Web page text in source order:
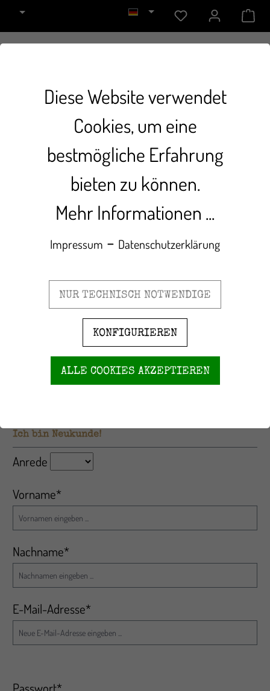
Anmelden oder Konto
erstellen
Einloggen mit E-Mail-Adresse und Passwort
Ihre E-Mail-Adresse
Ihr Passwort
Ich habe mein Passwort vergessen.
Ich bin Neukunde!
Persönliche Informationen
Anrede
Vorname*
Nachname*
E-Mail-Adresse*
Passwort*
Diese Website verwendet
Cookies, um eine
bestmögliche Erfahrung
bieten zu können.
Mehr Informationen ...
Impressum - Datenschutzerklärung
NUR TECHNISCH NOTWENDIGE
KONFIGURIEREN
ALLE COOKIES AKZEPTIEREN